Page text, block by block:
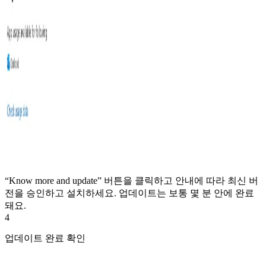
“Know more and update” 버튼을 클릭하고 안내에 따라 최신 버
전을 승인하고 설치하세요. 업데이트는 보통 몇 분 안에 완료
돼요.
4
업데이트 완료 확인